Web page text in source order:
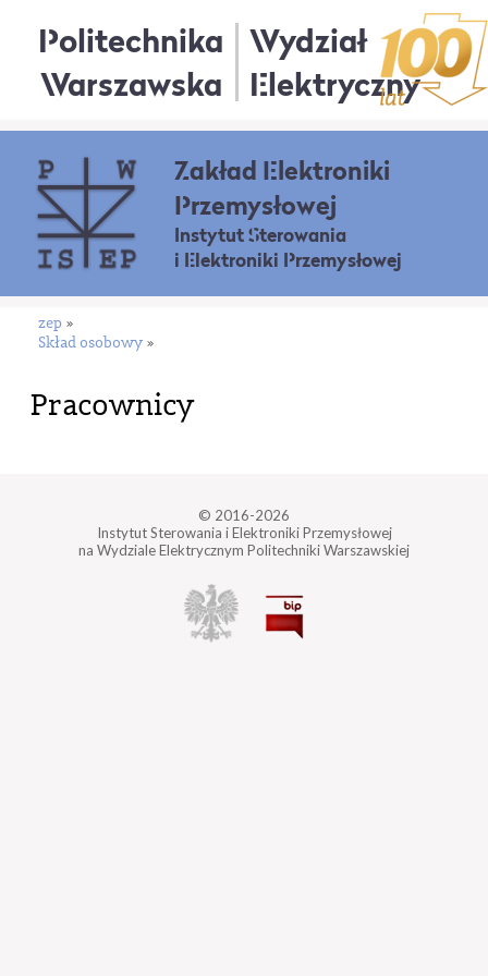
Politechnika
Warszawska
Wydział
Elektryczny
Zakład Elektroniki
Przemysłowej
Instytut Sterowania
i Elektroniki Przemysłowej
zep »
Skład osobowy »
Pracownicy
© 2016-2026
Instytut Sterowania i Elektroniki Przemysłowej
na Wydziale Elektrycznym Politechniki Warszawskiej